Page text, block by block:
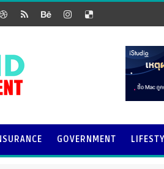
GOVERNMENT